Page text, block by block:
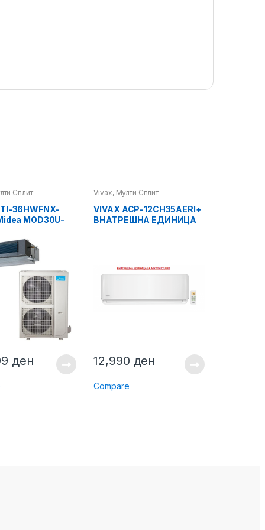
Сплит
36HWFNX-
MOD30U-
ден
Vivax, Мулти Сплит
VIVAX ACP-12CH35AERI+
ВНАТРЕШНА ЕДИНИЦА
12,990 ден
Compare